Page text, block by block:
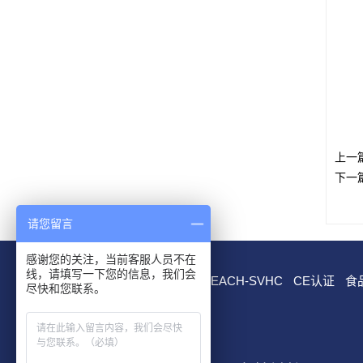
上一
下一
RoHS测试 EN 71测试 REACH-SVHC CE认证 食
请您留言
感谢您的关注，当前客服人员不在
线，请填写一下您的信息，我们会
尽快和您联系。